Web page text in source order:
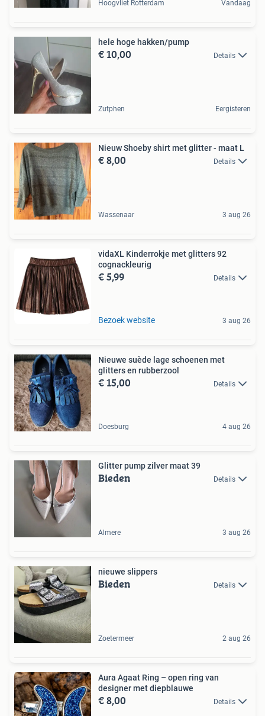
Hoogvliet Rotterdam Vandaag
hele hoge hakken/pump
€ 10,00 Details
Zutphen Eergisteren
Nieuw Shoeby shirt met glitter - maat L
€ 8,00 Details
Wassenaar 3 aug 26
vidaXL Kinderrokje met glitters 92
cognackleurig
€ 5,99 Details
Bezoek website 3 aug 26
Nieuwe suède lage schoenen met
glitters en rubberzool
€ 15,00 Details
Doesburg 4 aug 26
Glitter pump zilver maat 39
Bieden Details
Almere 3 aug 26
nieuwe slippers
Bieden Details
Zoetermeer 2 aug 26
Aura Agaat Ring – open ring van
designer met diepblauwe
€ 8,00 Details